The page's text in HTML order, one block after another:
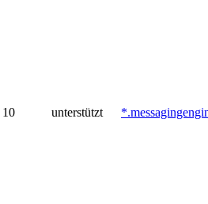
10 unterstützt